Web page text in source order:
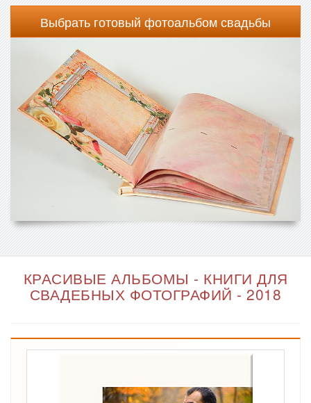
Выбрать готовый фотоальбом свадьбы
КРАСИВЫЕ АЛЬБОМЫ - КНИГИ ДЛЯ
СВАДЕБНЫХ ФОТОГРАФИЙ - 2018